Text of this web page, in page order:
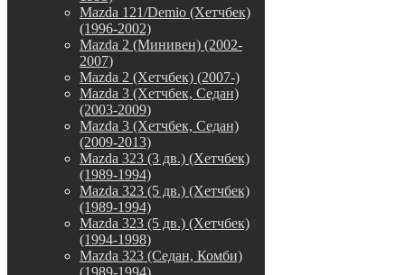
Mazda 121/Demio (Хетчбек)
(1996-2002)
Mazda 2 (Минивен) (2002-
2007)
Mazda 2 (Хетчбек) (2007-)
Mazda 3 (Хетчбек, Седан)
(2003-2009)
Mazda 3 (Хетчбек, Седан)
(2009-2013)
Mazda 323 (3 дв.) (Хетчбек)
(1989-1994)
Mazda 323 (5 дв.) (Хетчбек)
(1989-1994)
Mazda 323 (5 дв.) (Хетчбек)
(1994-1998)
Mazda 323 (Седан, Комби)
(1989-1994)